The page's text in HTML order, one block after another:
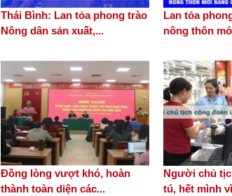
Thái Bình: Lan tỏa phong trào
Nông dân sản xuất,...
Lan tỏa
nông thôn
Đồng lòng vượt khó, hoàn
thành toàn diện các...
Người chủ
tú, hết mình